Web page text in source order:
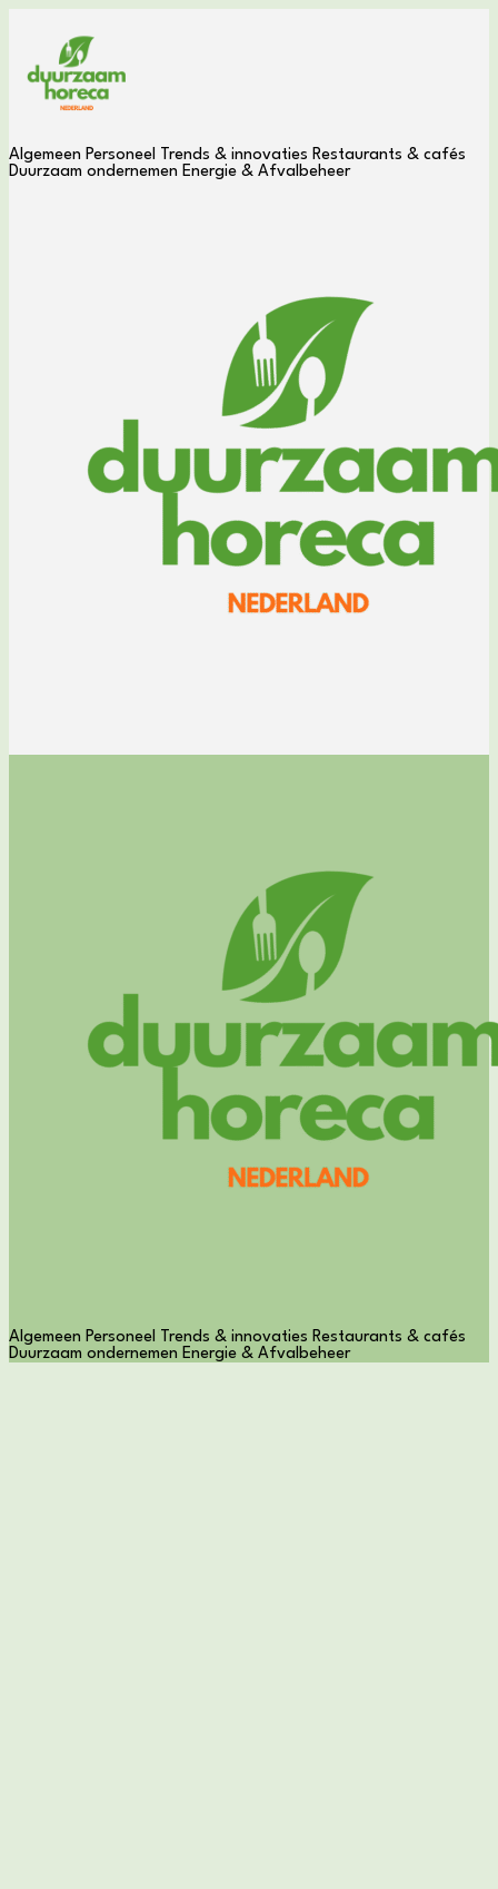
Algemeen Personeel Trends & innovaties Restaurants & cafés
Duurzaam ondernemen Energie & Afvalbeheer
Algemeen Personeel Trends & innovaties Restaurants & cafés
Duurzaam ondernemen Energie & Afvalbeheer